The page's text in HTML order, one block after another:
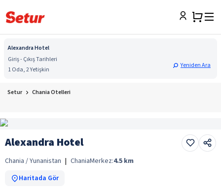
Alexandra Hotel
Giriş - Çıkış Tarihleri
1 Oda, 2 Yetişkin
Yeniden Ara
Setur Chania Otelleri
Alexandra Hotel
Chania / Yunanistan | ChaniaMerkez:4.5 km
Haritada Gör